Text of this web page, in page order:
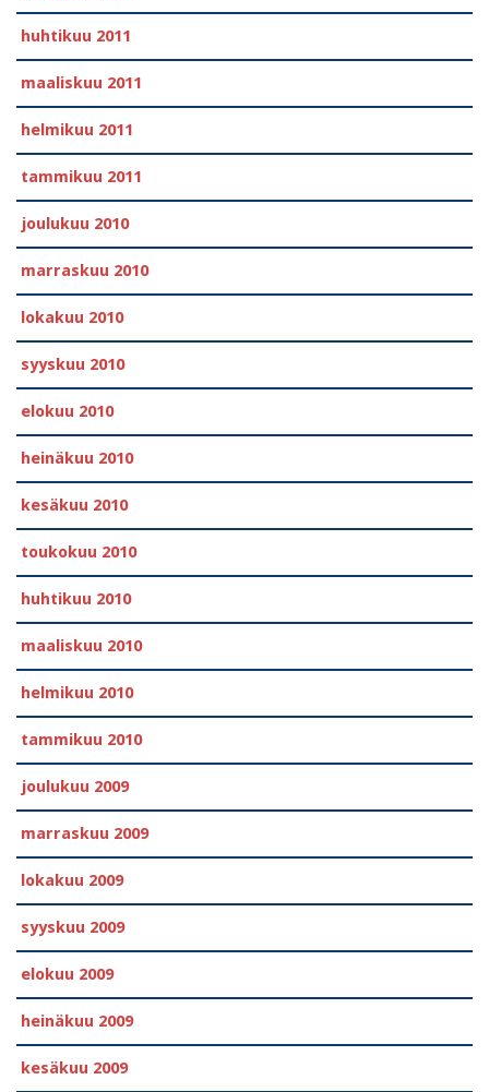
huhtikuu 2011
maaliskuu 2011
helmikuu 2011
tammikuu 2011
joulukuu 2010
marraskuu 2010
lokakuu 2010
syyskuu 2010
elokuu 2010
heinäkuu 2010
kesäkuu 2010
toukokuu 2010
huhtikuu 2010
maaliskuu 2010
helmikuu 2010
tammikuu 2010
joulukuu 2009
marraskuu 2009
lokakuu 2009
syyskuu 2009
elokuu 2009
heinäkuu 2009
kesäkuu 2009